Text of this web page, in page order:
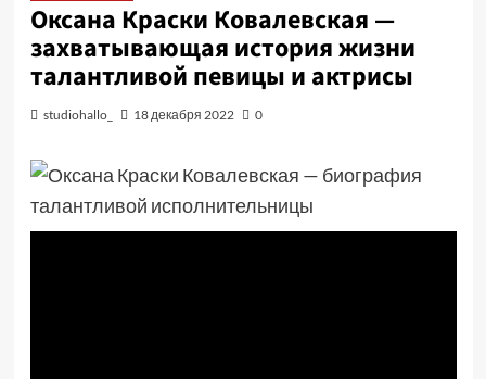
Оксана Краски Ковалевская —
захватывающая история жизни
талантливой певицы и актрисы
studiohallo_ 18 декабря 2022 0